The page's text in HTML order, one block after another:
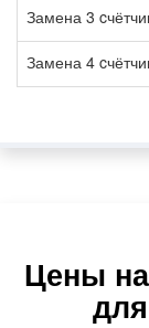
Замена 3
Замена 4
Цены на